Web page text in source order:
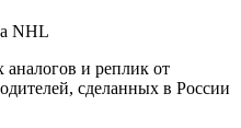
NHL
и реплик от
сделанных в России